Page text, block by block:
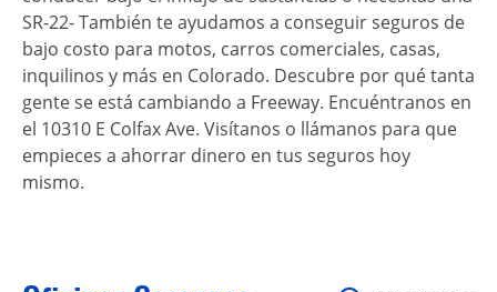
SR-22- También te ayudamos a conseguir seguros de
bajo costo para motos, carros comerciales, casas,
inquilinos y más en Colorado. Descubre por qué tanta
gente se está cambiando a Freeway. Encuéntranos en
el 10310 E Colfax Ave. Visítanos o llámanos para que
empieces a ahorrar dinero en tus seguros hoy
mismo.